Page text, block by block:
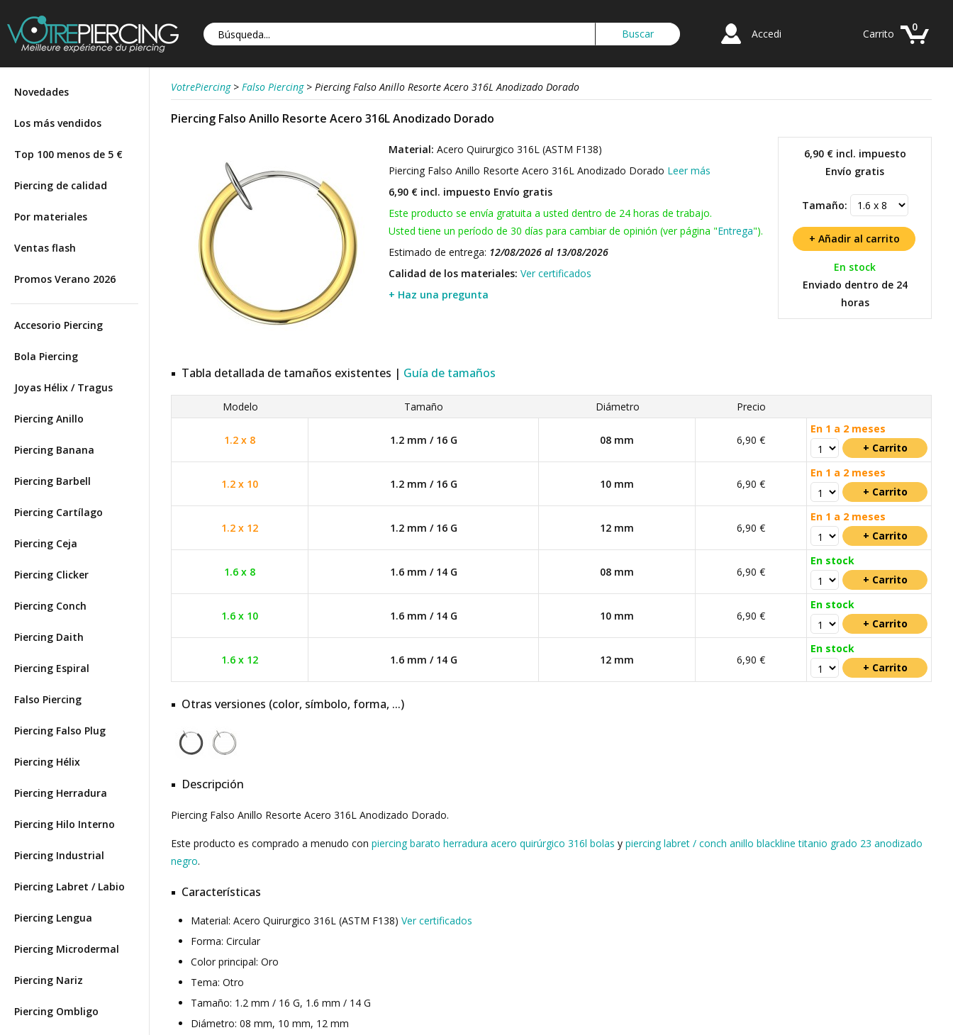
Accedi
0
Carrito
Novedades
Los más vendidos
Top 100 menos de 5 €
Piercing de calidad
Por materiales
Ventas flash
Promos Verano 2026
Accesorio Piercing
Bola Piercing
Joyas Hélix / Tragus
Piercing Anillo
Piercing Banana
Piercing Barbell
Piercing Cartílago
Piercing Ceja
Piercing Clicker
Piercing Conch
Piercing Daith
Piercing Espiral
Falso Piercing
Piercing Falso Plug
Piercing Hélix
Piercing Herradura
Piercing Hilo Interno
Piercing Industrial
Piercing Labret / Labio
Piercing Lengua
Piercing Microdermal
Piercing Nariz
Piercing Ombligo
VotrePiercing > Falso Piercing > Piercing Falso Anillo Resorte Acero 316L Anodizado Dorado
Piercing Falso Anillo Resorte Acero 316L Anodizado Dorado
6,90 €incl. impuesto
Envío gratis
Tamaño:
En stock
Enviado dentro de 24
horas
Material: Acero Quirurgico 316L (ASTM F138)
Piercing Falso Anillo Resorte Acero 316L Anodizado Dorado Leer más
6,90 € incl. impuesto Envío gratis
Este producto se envía gratuita a usted dentro de 24 horas de trabajo.
Usted tiene un período de 30 días para cambiar de opinión (ver página "Entrega").
Estimado de entrega: 12/08/2026 al 13/08/2026
Calidad de los materiales: Ver certificados
+ Haz una pregunta
Tabla detallada de tamaños existentes | Guía de tamaños
Modelo Tamaño Diámetro Precio
1.2 x 8 1.2 mm / 16 G 08 mm 6,90 €
En 1 a 2 meses
1.2 x 10 1.2 mm / 16 G 10 mm 6,90 €
En 1 a 2 meses
1.2 x 12 1.2 mm / 16 G 12 mm 6,90 €
En 1 a 2 meses
1.6 x 8 1.6 mm / 14 G 08 mm 6,90 €
En stock
1.6 x 10 1.6 mm / 14 G 10 mm 6,90 €
En stock
1.6 x 12 1.6 mm / 14 G 12 mm 6,90 €
En stock
Otras versiones (color, símbolo, forma, ...)
Descripción
Piercing Falso Anillo Resorte Acero 316L Anodizado Dorado.
Este producto es comprado a menudo con piercing barato herradura acero quirúrgico 316l bolas y piercing labret / conch anillo blackline titanio grado 23 anodizado
negro.
Características
Material: Acero Quirurgico 316L (ASTM F138) Ver certificados
Forma: Circular
Color principal: Oro
Tema: Otro
Tamaño: 1.2 mm / 16 G, 1.6 mm / 14 G
Diámetro: 08 mm, 10 mm, 12 mm